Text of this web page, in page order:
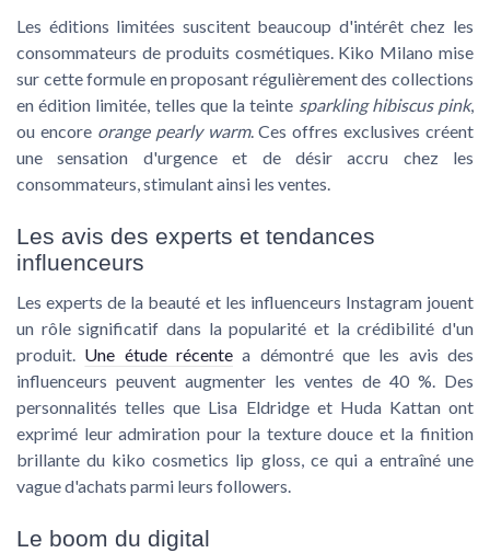
Les éditions limitées suscitent beaucoup d'intérêt chez les
consommateurs de produits cosmétiques. Kiko Milano mise
sur cette formule en proposant régulièrement des collections
en édition limitée, telles que la teinte sparkling hibiscus pink,
ou encore orange pearly warm. Ces offres exclusives créent
une sensation d'urgence et de désir accru chez les
consommateurs, stimulant ainsi les ventes.
Les avis des experts et tendances
influenceurs
Les experts de la beauté et les influenceurs Instagram jouent
un rôle significatif dans la popularité et la crédibilité d'un
produit. Une étude récente a démontré que les avis des
influenceurs peuvent augmenter les ventes de 40 %. Des
personnalités telles que Lisa Eldridge et Huda Kattan ont
exprimé leur admiration pour la texture douce et la finition
brillante du kiko cosmetics lip gloss, ce qui a entraîné une
vague d'achats parmi leurs followers.
Le boom du digital